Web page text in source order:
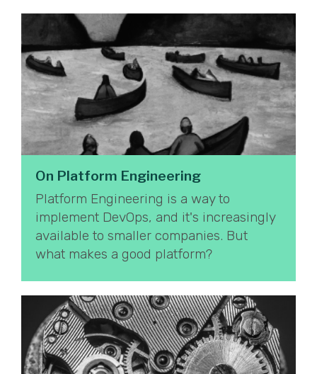
On Platform Engineering
Platform Engineering is a way to
implement DevOps, and it's increasingly
available to smaller companies. But
what makes a good platform?